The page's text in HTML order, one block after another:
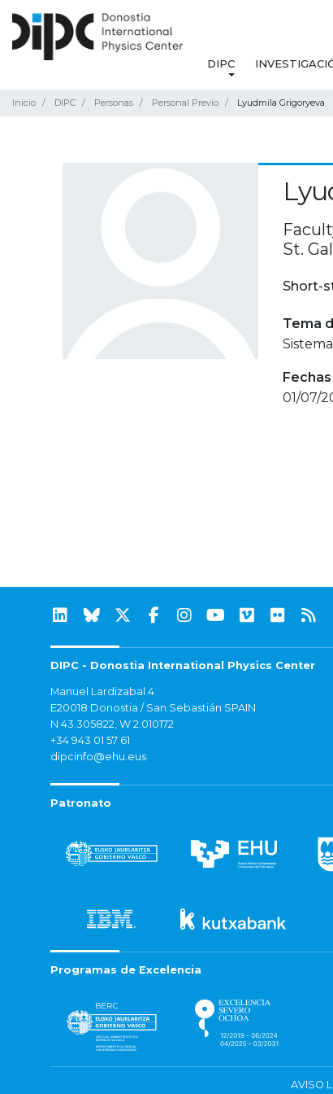
DIPC
Inicio DIPC Personas Personal Previo Lyudmila Grigoryeva
St.
Short-
Tema
01/07/
DIPC - Donostia International Physics Center
Manuel Lardizabal 4
E20018 Donostia / San Sebastián SPAIN
N 43.305822, W 2.010172
+34 943 01 57 61
dipcinfo@ehu.eus
Patronato
Programas de Excelencia
AVISO